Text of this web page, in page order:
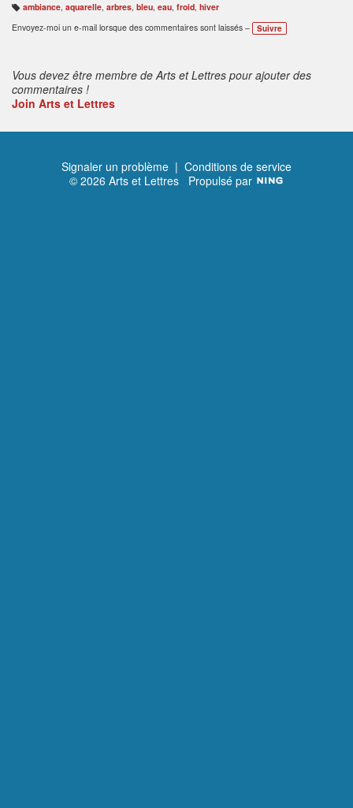
B
ali
s
ambiance, aquarelle, arbres, bleu, eau, froid, hiver
Envoyez-moi un e-mail lorsque des commentaires sont laissés –
Suivre
Vous devez être membre de Arts et Lettres pour ajouter des
commentaires !
Join Arts et Lettres
Signaler un problème | Conditions de service
© 2026 Arts et Lettres Propulsé par